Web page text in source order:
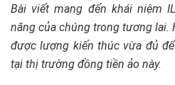
Bài viết mang đến khái niệm
năng của chúng trong tương lai.
được lượng kiến thúc vừa đủ
tại thị trường đồng tiền ảo này.